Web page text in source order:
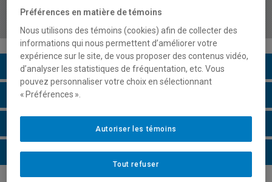
stocks dans l'industrie manufacturière de mode
Description du cours
Horaire - Été 2026
Horaire - Automne 2026
Horaire - Hiver 2027
Préférences en matière de témoins
Nous utilisons des témoins (cookies) afin de collecter des
informations qui nous permettent d’améliorer votre
expérience sur le site, de vous proposer des contenus vidéo,
d’analyser les statistiques de fréquentation, etc. Vous
pouvez personnaliser votre choix en sélectionnant
« Préférences ».
Tout refuser
Autoriser les témoins